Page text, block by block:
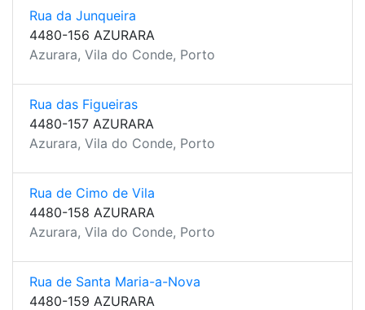
Rua da Junqueira
4480-156 AZURARA
Azurara, Vila do Conde, Porto
Rua das Figueiras
4480-157 AZURARA
Azurara, Vila do Conde, Porto
Rua de Cimo de Vila
4480-158 AZURARA
Azurara, Vila do Conde, Porto
Rua de Santa Maria-a-Nova
4480-159 AZURARA